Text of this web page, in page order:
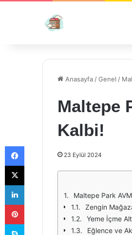
Anasayfa /Genel /
Maltepe
Kalbi!
23 Eylül 2024
Maltepe Park
Zengin
Yeme İçme
Eğlence ve
Facebook
X
LinkedIn
Pinterest
Skype